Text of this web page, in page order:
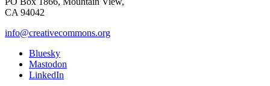
CA 94042
info@creativecommons.org
Bluesky
Mastodon
LinkedIn